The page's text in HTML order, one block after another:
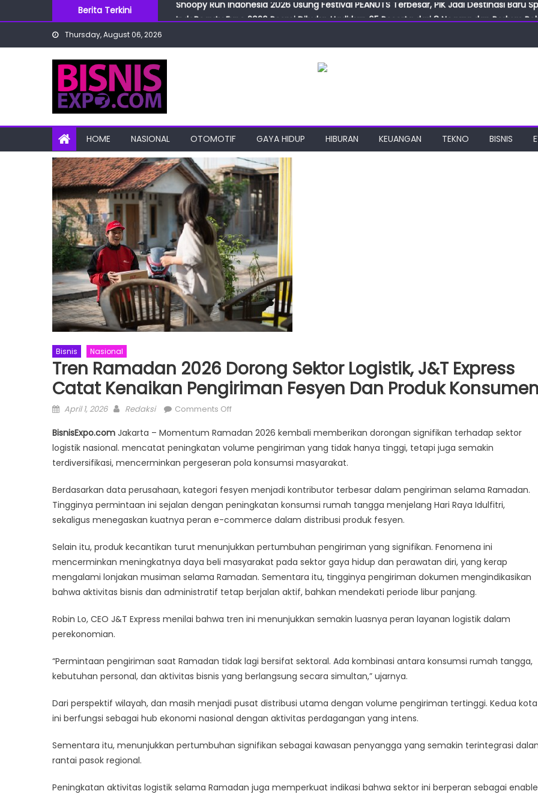
to
Berita Terkini
IndoBeauty Expo 2026 Resmi Dibuka, Hadirkan 65 Peserta dari 8 Negara dan Perluas
Snoopy Run Indonesia 2026 Usung Festival PEANUTS Terbesar, PIK Jadi Destinasi Baru
Thursday, August 06, 2026
HOME NASIONAL OTOMOTIF GAYA HIDUP HIBURAN KEUANGAN TEKNO BISNIS
Bisnis Nasional
Tren Ramadan 2026 Dorong Sektor Logistik, J&T Express
Catat Kenaikan Pengiriman Fesyen Dan Produk
Posted
April 1, 2026 Author
Redaksi Comments Offon
Ramadan
2026
Dorong
Logistik,
J&T
Express
Kenaikan
Pengiriman
Fesyen
dan
Produk
Konsumen
BisnisExpo.com Jakarta – Momentum Ramadan 2026 kembali memberikan dorongan signifikan terhadap sektor
logistik nasional. mencatat peningkatan volume pengiriman yang tidak hanya tinggi, tetapi juga semakin
terdiversifikasi, mencerminkan pergeseran pola konsumsi masyarakat.
Berdasarkan data perusahaan, kategori fesyen menjadi kontributor terbesar dalam pengiriman selama Ramadan.
Tingginya permintaan ini sejalan dengan peningkatan konsumsi rumah tangga menjelang Hari Raya Idulfitri,
sekaligus menegaskan kuatnya peran e-commerce dalam distribusi produk fesyen.
Selain itu, produk kecantikan turut menunjukkan pertumbuhan pengiriman yang signifikan. Fenomena ini
mencerminkan meningkatnya daya beli masyarakat pada sektor gaya hidup dan perawatan diri, yang kerap
mengalami lonjakan musiman selama Ramadan. Sementara itu, tingginya pengiriman dokumen mengindikasikan
bahwa aktivitas bisnis dan administratif tetap berjalan aktif, bahkan mendekati periode libur panjang.
Robin Lo, CEO J&T Express menilai bahwa tren ini menunjukkan semakin luasnya peran layanan logistik dalam
perekonomian.
“Permintaan pengiriman saat Ramadan tidak lagi bersifat sektoral. Ada kombinasi antara konsumsi rumah tangga,
kebutuhan personal, dan aktivitas bisnis yang berlangsung secara simultan,” ujarnya.
Dari perspektif wilayah, dan masih menjadi pusat distribusi utama dengan volume pengiriman tertinggi. Kedua kota
ini berfungsi sebagai hub ekonomi nasional dengan aktivitas perdagangan yang intens.
Sementara itu, menunjukkan pertumbuhan signifikan sebagai kawasan penyangga yang semakin terintegrasi
rantai pasok regional.
Peningkatan aktivitas logistik selama Ramadan juga memperkuat indikasi bahwa sektor ini berperan sebagai